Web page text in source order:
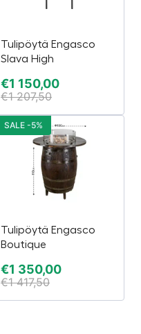
Tulipöytä Engasco
Slava High
€1 150,00
€1 207,50
Tulipöytä Engasco
Boutique
€1 350,00
€1 417,50
SALE -5%